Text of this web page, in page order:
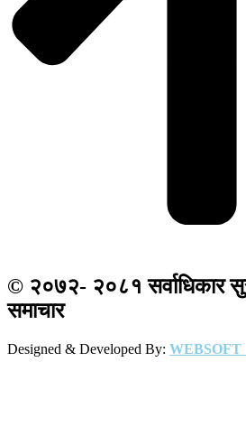
© २०७२- २०८१ सर्वाधिकार
समाचार
Designed & Developed By: WEBSOFT